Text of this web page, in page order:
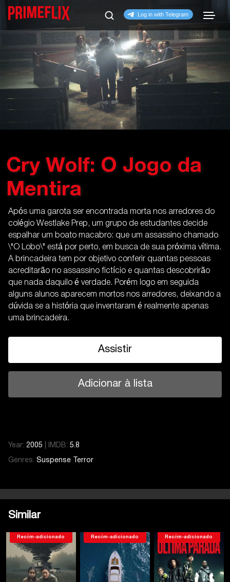
Cry Wolf: O Jogo da
Mentira
Após uma garota ser encontrada morta nos arredores do
colégio Westlake Prep, um grupo de estudantes decide
espalhar um boato macabro: que um assassino chamado
\"O Lobo\" está por perto, em busca de sua próxima vítima.
A brincadeira tem por objetivo conferir quantas pessoas
acreditarão no assassino fictício e quantas descobrirão
que nada daquilo é verdade. Porém logo em seguida
alguns alunos aparecem mortos nos arredores, deixando a
dúvida se a história que inventaram é realmente apenas
uma brincadeira.
Assistir
Adicionar à lista
Year: 2005 IMDB: 5.8
Genres: Suspense Terror
Similar
Recém-adicionado Recém-adicionado Recém-adicionado